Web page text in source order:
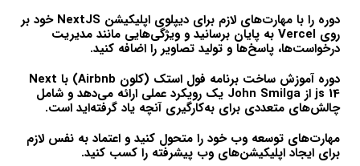
دوره را با مهارت‌های لازم برای دیپلوی اپلیکیشن NextJS خود بر
روی Vercel به پایان برسانید و ویژگی‌هایی مانند مدیریت
درخواست‌ها، پاسخ‌ها و تولید تصاویر را اضافه کنید.
دوره آموزش ساخت برنامه فول استک (کلون Airbnb) با Next
js 14 از John Smilga یک رویکرد عملی ارائه می‌دهد و شامل
چالش‌های متعددی برای به‌کارگیری آنچه یاد گرفته‌اید است.
مهارت‌های توسعه وب خود را متحول کنید و اعتماد به نفس لازم
برای ایجاد اپلیکیشن‌های وب پیشرفته را کسب کنید.